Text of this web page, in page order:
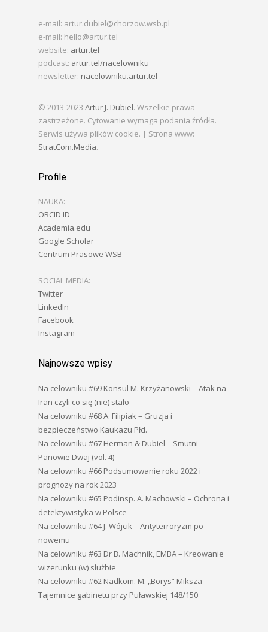
e-mail: artur.dubiel@chorzow.wsb.pl
e-mail: hello@artur.tel
website: artur.tel
podcast: artur.tel/nacelowniku
newsletter: nacelowniku.artur.tel
© 2013-2023 Artur J. Dubiel. Wszelkie prawa
zastrzeżone. Cytowanie wymaga podania źródła.
Serwis używa plików cookie. | Strona www:
StratCom.Media.
Profile
NAUKA:
ORCID ID
Academia.edu
Google Scholar
Centrum Prasowe WSB
SOCIAL MEDIA:
Twitter
LinkedIn
Facebook
Instagram
Najnowsze wpisy
Na celowniku #69 Konsul M. Krzyżanowski – Atak na
Iran czyli co się (nie) stało
Na celowniku #68 A. Filipiak – Gruzja i
bezpieczeństwo Kaukazu Płd.
Na celowniku #67 Herman & Dubiel – Smutni
Panowie Dwaj (vol. 4)
Na celowniku #66 Podsumowanie roku 2022 i
prognozy na rok 2023
Na celowniku #65 Podinsp. A. Machowski – Ochrona i
detektywistyka w Polsce
Na celowniku #64 J. Wójcik – Antyterroryzm po
nowemu
Na celowniku #63 Dr B. Machnik, EMBA – Kreowanie
wizerunku (w) służbie
Na celowniku #62 Nadkom. M. „Borys” Miksza –
Tajemnice gabinetu przy Puławskiej 148/150